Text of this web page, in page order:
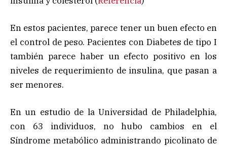
En estos pacientes, parece tener un buen efecto en
el control de peso. Pacientes con Diabetes de tipo I
también parece haber un efecto positivo en los
niveles de requerimiento de insulina, que pasan a
ser menores.
En un estudio de la Universidad de Philadelphia,
con 63 individuos, no hubo cambios en el
Síndrome metabólico administrando picolinato de